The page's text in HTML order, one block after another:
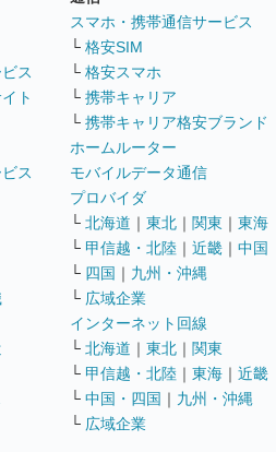
ス
ト
ス
スマホ・携帯通信サービス
└ 格安SIM
└ 格安スマホ
└ 携帯キャリア
└ 携帯キャリア格安ブランド
ホームルーター
モバイルデータ通信
プロバイダ
└ 北海道 ｜ 東北 ｜ 関東 ｜ 東海
└ 甲信越・北陸 ｜ 近畿 ｜ 中国
└ 四国 ｜ 九州・沖縄
└ 広域企業
インターネット回線
└ 北海道 ｜ 東北 ｜ 関東
└ 甲信越・北陸 ｜ 東海 ｜ 近畿
└ 中国・四国 ｜ 九州・沖縄
└ 広域企業